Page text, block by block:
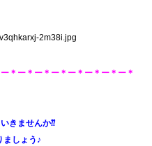
＊ー＊ー＊ー＊ー＊ー＊ー＊ー＊
きませんか⁇
ましょう♪